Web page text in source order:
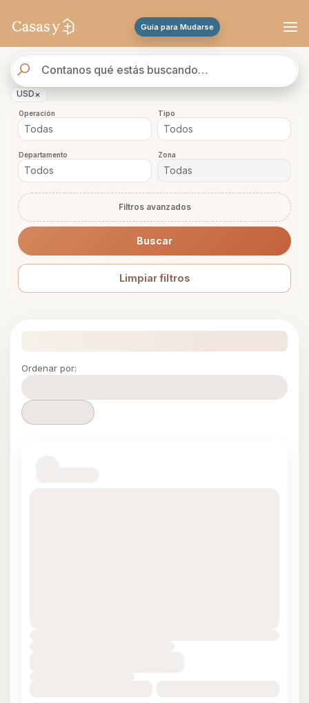
Guia para Mudarse
de
propiedades
USD×
Operación Tipo
Departamento Zona
Filtros avanzados
Buscar
Limpiar filtros
Ordenar por: